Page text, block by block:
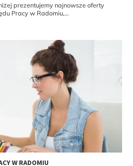
prezentujemy najnowsze oferty
Pracy w Radomiu,...
W RADOMIU